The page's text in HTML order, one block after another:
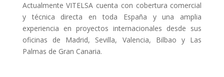
Actualmente VITELSA cuenta con cobertura comercial
y técnica directa en toda España y una amplia
experiencia en proyectos internacionales desde sus
oficinas de Madrid, Sevilla, Valencia, Bilbao y Las
Palmas de Gran Canaria.